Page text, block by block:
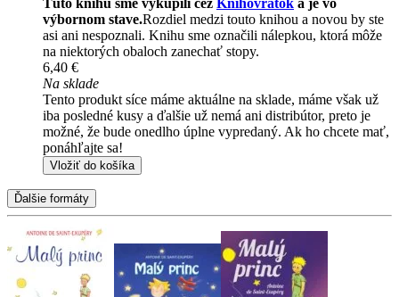
výbornom stave.Rozdiel medzi touto knihou a novou by ste
asi ani nespoznali. Knihu sme označili nálepkou, ktorá môže
na niektorých obaloch zanechať stopy.
6,40 €
Na sklade
Tento produkt síce máme aktuálne na sklade, máme však už
iba posledné kusy a ďalšie už nemá ani distribútor, preto je
možné, že bude onedlho úplne vypredaný. Ak ho chcete mať,
ponáhľajte sa!
Vložiť do košíka
Ďalšie formáty